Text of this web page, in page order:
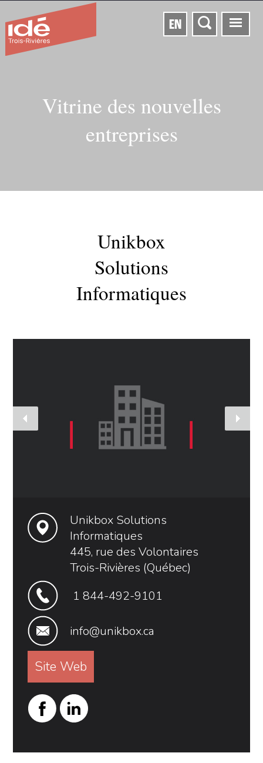
EN
Vitrine des nouvelles
entreprises
Unikbox
Solutions
Informatiques
Unikbox Solutions
Informatiques
445, rue des Volontaires
Trois-Rivières (Québec)
1 844-492-9101
info@unikbox.ca
Site Web